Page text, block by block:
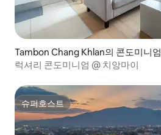
Tambon Chang Khlan의 콘도미니엄
럭셔리 콘도미니엄 @ 치앙마이
슈퍼호스트
슈퍼호스트